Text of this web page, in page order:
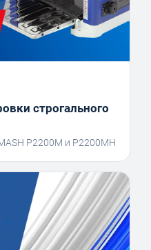
строгального
P2200M и P2200MH